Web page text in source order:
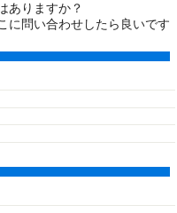
ありますか？
に問い合わせしたら良いです